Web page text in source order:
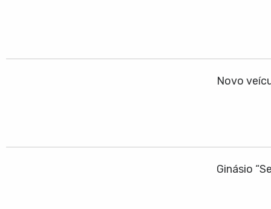
Novo
Ginásio